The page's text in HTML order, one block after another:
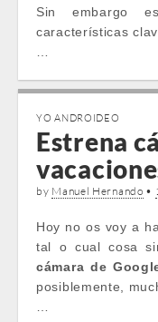
Sin embargo
características
YO ANDROIDEO
Estrena
by Manuel Hernando •
Hoy no os voy a
tal o cual cosa
cámara de
posiblemente,